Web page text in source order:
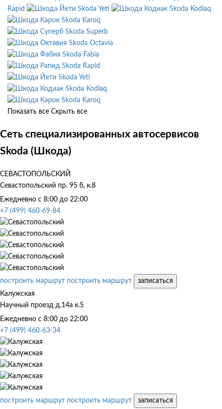
Rapid
Skoda Yeti
Skoda Kodiaq
Skoda Karoq
Skoda Superb
Skoda Octavia
Skoda Fabia
Skoda Rapid
Skoda Yeti
Skoda Kodiaq
Skoda Karoq
Показать все Скрыть все
Сеть специализированных автосервисов
Skoda (Шкода)
СЕВАСТОПОЛЬСКИЙ
Севастопольский пр. 95 б, к.8
Ежедневно с 8:00 до 22:00
+7 (499) 460-69-84
построить маршрут построить маршрут
записаться
Калужская
Научный проезд д.14а к.5
Ежедневно с 8:00 до 22:00
+7 (499) 460-63-34
построить маршрут построить маршрут
записаться